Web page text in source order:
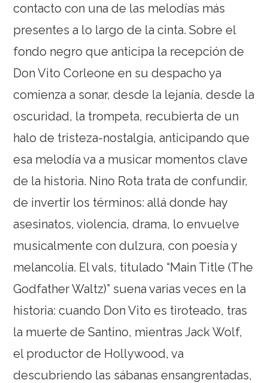
contacto con una de las melodías más
presentes a lo largo de la cinta. Sobre el
fondo negro que anticipa la recepción de
Don Vito Corleone en su despacho ya
comienza a sonar, desde la lejanía, desde la
oscuridad, la trompeta, recubierta de un
halo de tristeza-nostalgia, anticipando que
esa melodía va a musicar momentos clave
de la historia. Nino Rota trata de confundir,
de invertir los términos: allá donde hay
asesinatos, violencia, drama, lo envuelve
musicalmente con dulzura, con poesía y
melancolía. El vals, titulado “Main Title (The
Godfather Waltz)” suena varias veces en la
historia: cuando Don Vito es tiroteado, tras
la muerte de Santino, mientras Jack Wolf,
el productor de Hollywood, va
descubriendo las sábanas ensangrentadas,